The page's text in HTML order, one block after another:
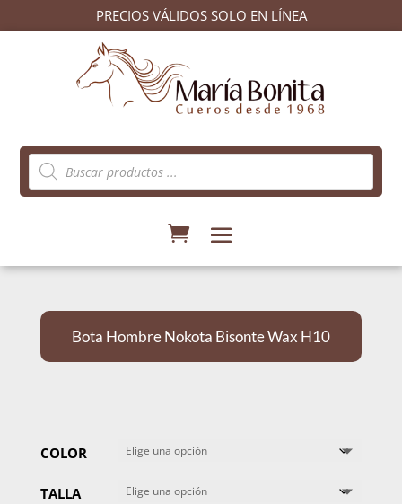
PRECIOS VÁLIDOS SOLO EN LÍNEA
Búsqueda
de
productos
Bota Hombre Nokota Bisonte Wax H10
COLOR
TALLA